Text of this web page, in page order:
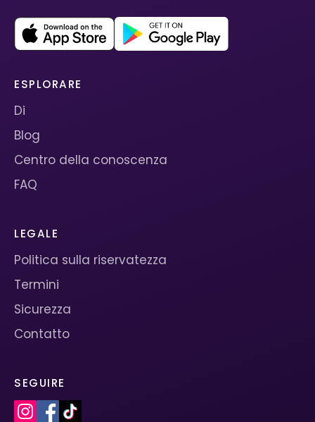
ESPLORARE
Di
Blog
Centro della conoscenza
FAQ
LEGALE
Politica sulla riservatezza
Termini
Sicurezza
Contatto
SEGUIRE